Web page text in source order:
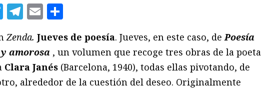
Twitter
Telegram
Email
Zenda. Jueves de poesía. Jueves, en este caso, dePoesía
amorosa , un volumen que recoge tres obras de la poeta
Clara Janés (Barcelona, 1940), todas ellas pivotando, de
alrededor de la cuestión del deseo. Originalmente